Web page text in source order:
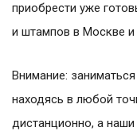
приобрести уже
и штампов в Москве
Внимание:
находясь в любой
дистанционно, а наши